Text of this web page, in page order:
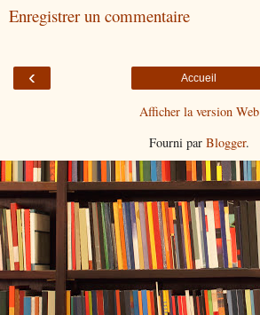
Enregistrer un commentaire
‹ Accueil
Afficher la version Web
Fourni par Blogger.